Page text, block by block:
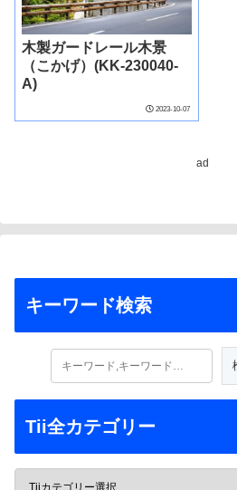
木製ガードレール木景
（こかげ）(KK-230040-
A)
2023-10-07
ad
キーワード検索
Tii全カテゴリー